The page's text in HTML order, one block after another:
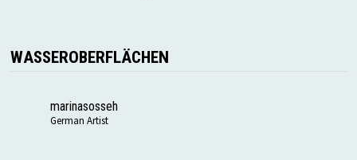
WASSEROBERFLÄCHEN
marinasosseh
German Artist